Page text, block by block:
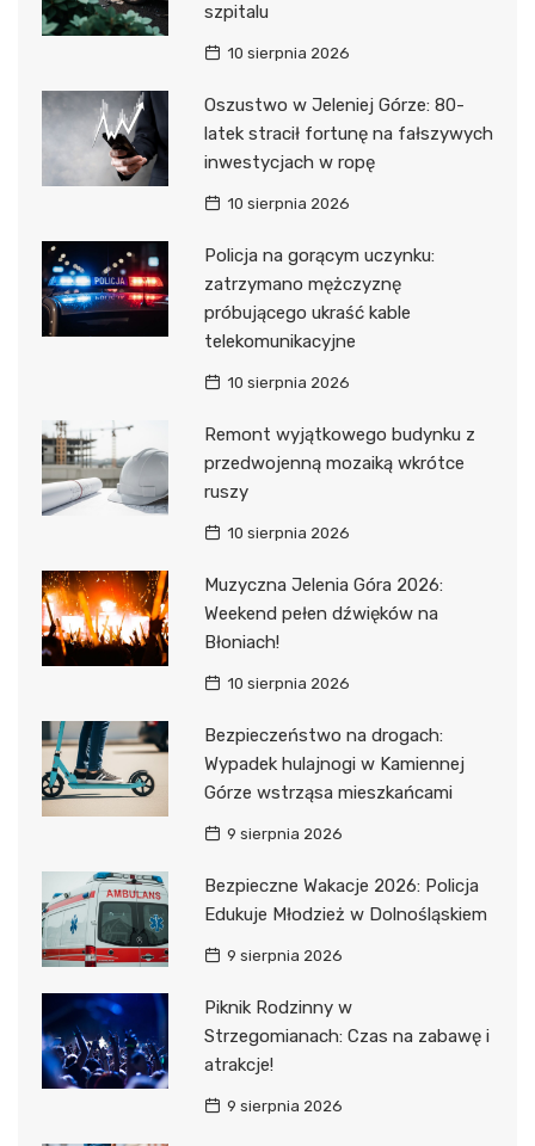
szpitalu
10 sierpnia 2026
Oszustwo w Jeleniej Górze: 80-
latek stracił fortunę na fałszywych
inwestycjach w ropę
10 sierpnia 2026
Policja na gorącym uczynku:
zatrzymano mężczyznę
próbującego ukraść kable
telekomunikacyjne
10 sierpnia 2026
Remont wyjątkowego budynku z
przedwojenną mozaiką wkrótce
ruszy
10 sierpnia 2026
Muzyczna Jelenia Góra 2026:
Weekend pełen dźwięków na
Błoniach!
10 sierpnia 2026
Bezpieczeństwo na drogach:
Wypadek hulajnogi w Kamiennej
Górze wstrząsa mieszkańcami
9 sierpnia 2026
Bezpieczne Wakacje 2026: Policja
Edukuje Młodzież w Dolnośląskiem
9 sierpnia 2026
Piknik Rodzinny w
Strzegomianach: Czas na zabawę i
atrakcje!
9 sierpnia 2026